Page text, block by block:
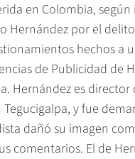
en Colombia,
Hernández por el
hechos a
de Publicidad de
Hernández es director
Tegucigalpa, y fue
dañó su imagen
comentarios. El de